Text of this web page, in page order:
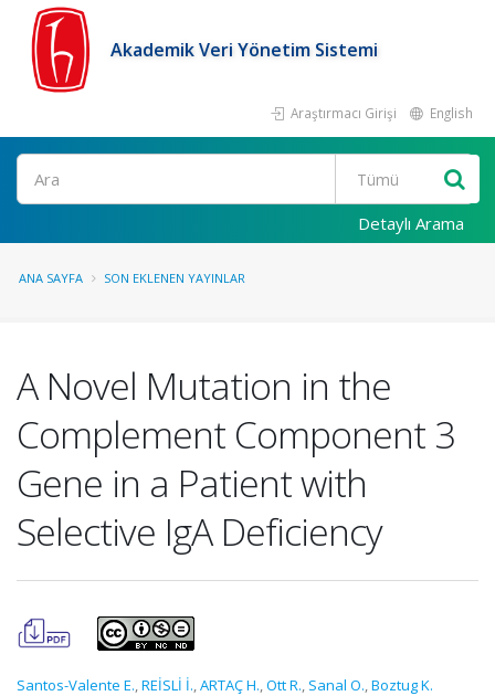
Akademik Veri Yönetim Sistemi
Araştırmacı Girişi English
Ara
Detaylı Arama
ANA SAYFA SON EKLENEN YAYINLAR
A Novel Mutation in the
Complement Component 3
Gene in a Patient with
Selective IgA Deficiency
Santos-Valente E.,REİSLİ İ.,ARTAÇ H.,Ott R., Sanal O.,Boztug K.